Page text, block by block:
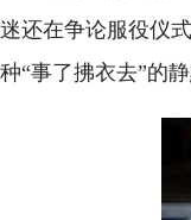
迷还在争论服役仪
种“事了拂衣去”的